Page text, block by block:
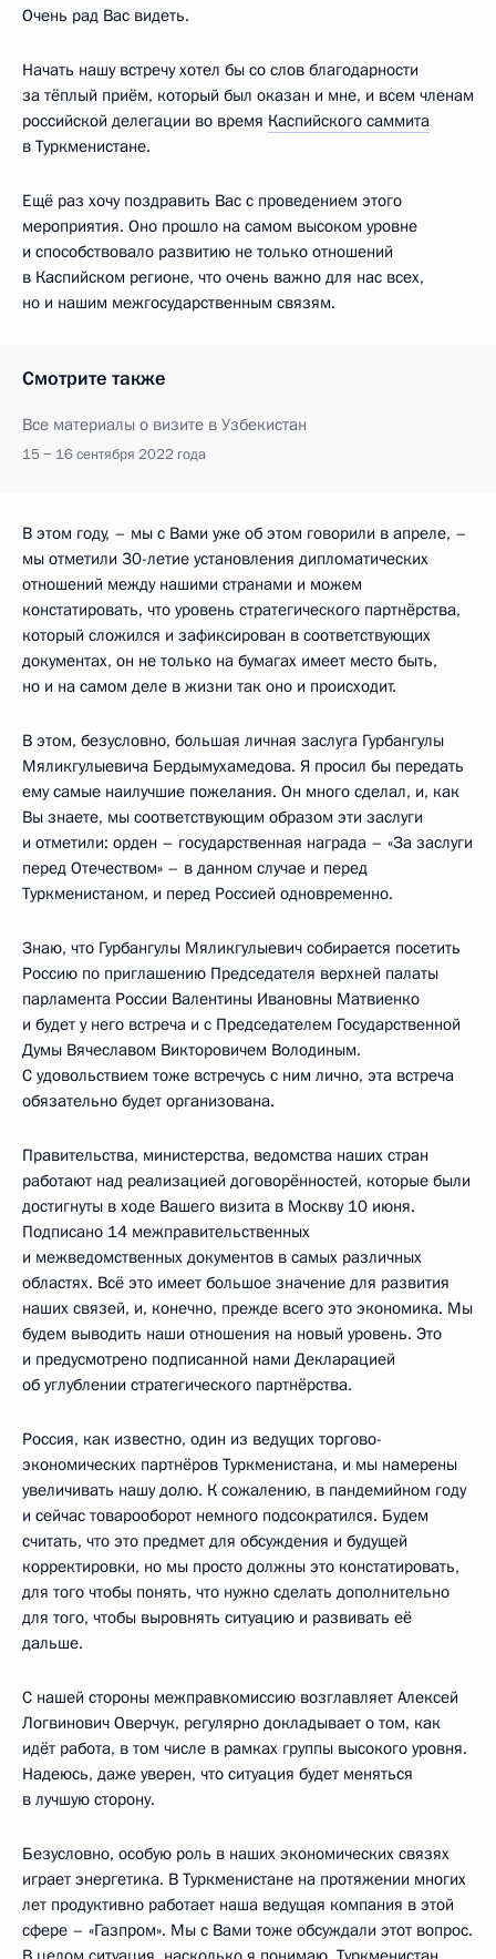
Очень рад Вас видеть.
Начать нашу встречу хотел бы со слов благодарности
за тёплый приём, который был оказан и мне, и всем членам
российской делегации во время Каспийского саммита
в Туркменистане.
Ещё раз хочу поздравить Вас с проведением этого
мероприятия. Оно прошло на самом высоком уровне
и способствовало развитию не только отношений
в Каспийском регионе, что очень важно для нас всех,
но и нашим межгосударственным связям.
Смотрите также
Все материалы о визите в Узбекистан
15 − 16 сентября 2022 года
В этом году, – мы с Вами уже об этом говорили в апреле, –
мы отметили 30-летие установления дипломатических
отношений между нашими странами и можем
констатировать, что уровень стратегического партнёрства,
который сложился и зафиксирован в соответствующих
документах, он не только на бумагах имеет место быть,
но и на самом деле в жизни так оно и происходит.
В этом, безусловно, большая личная заслуга Гурбангулы
Мяликгулыевича Бердымухамедова. Я просил бы передать
ему самые наилучшие пожелания. Он много сделал, и, как
Вы знаете, мы соответствующим образом эти заслуги
и отметили: орден – государственная награда – «За заслуги
перед Отечеством» – в данном случае и перед
Туркменистаном, и перед Россией одновременно.
Знаю, что Гурбангулы Мяликгулыевич собирается посетить
Россию по приглашению Председателя верхней палаты
парламента России Валентины Ивановны Матвиенко
и будет у него встреча и с Председателем Государственной
Думы Вячеславом Викторовичем Володиным.
С удовольствием тоже встречусь с ним лично, эта встреча
обязательно будет организована.
Правительства, министерства, ведомства наших стран
работают над реализацией договорённостей, которые были
достигнуты в ходе Вашего визита в Москву 10 июня.
Подписано 14 межправительственных
и межведомственных документов в самых различных
областях. Всё это имеет большое значение для развития
наших связей, и, конечно, прежде всего это экономика. Мы
будем выводить наши отношения на новый уровень. Это
и предусмотрено подписанной нами Декларацией
об углублении стратегического партнёрства.
Россия, как известно, один из ведущих торгово-
экономических партнёров Туркменистана, и мы намерены
увеличивать нашу долю. К сожалению, в пандемийном году
и сейчас товарооборот немного подсократился. Будем
считать, что это предмет для обсуждения и будущей
корректировки, но мы просто должны это констатировать,
для того чтобы понять, что нужно сделать дополнительно
для того, чтобы выровнять ситуацию и развивать её
дальше.
С нашей стороны межправкомиссию возглавляет Алексей
Логвинович Оверчук, регулярно докладывает о том, как
идёт работа, в том числе в рамках группы высокого уровня.
Надеюсь, даже уверен, что ситуация будет меняться
в лучшую сторону.
Безусловно, особую роль в наших экономических связях
играет энергетика. В Туркменистане на протяжении многих
лет продуктивно работает наша ведущая компания в этой
сфере – «Газпром». Мы с Вами тоже обсуждали этот вопрос.